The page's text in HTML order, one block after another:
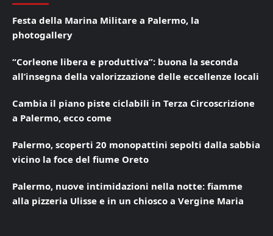
Festa della Marina Militare a Palermo, la
photogallery
“Corleone libera e produttiva”: buona la seconda
all’insegna della valorizzazione delle eccellenze locali
Cambia il piano piste ciclabili in Terza Circoscrizione
a Palermo, ecco come
Palermo, scoperti 20 monopattini sepolti dalla sabbia
vicino la foce del fiume Oreto
Palermo, nuove intimidazioni nella notte: fiamme
alla pizzeria Ulisse e in un chiosco a Vergine Maria